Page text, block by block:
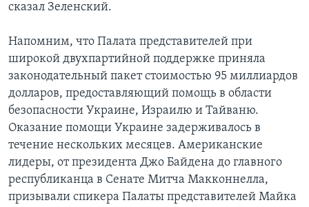
сказал Зеленский.
Напомним, что Палата представителей при
широкой двухпартийной поддержке приняла
законодательный пакет стоимостью 95 миллиардов
долларов, предоставляющий помощь в области
безопасности Украине, Израилю и Тайваню.
Оказание помощи Украине задерживалось в
течение нескольких месяцев. Американские
лидеры, от президента Джо Байдена до главного
республиканца в Сенате Митча Макконнелла,
призывали спикера Палаты представителей Майка